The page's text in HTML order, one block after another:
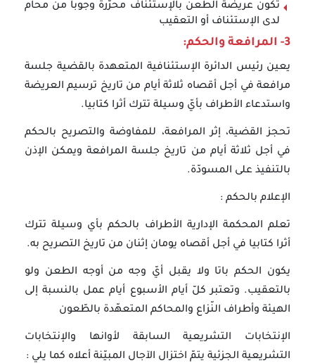
تكون عريضة الطعن بالإستئناف محرّرة وجوبا من محام
لدى الإستئناف أو التعقيب
3- المرافعة والحكم:
يعين رئيس الدائرة الإستئنافية المتعهدة بالقضية جلسة
مرافعة في أجل أقصاه ثلاثة أيام من تاريخ ترسيم العريضة
واستدعاء الأطراف بأيّ وسيلة تترك أثرا كتابيا.
تحجز القضية، إثر المرافعة، للمفاوضة والتصريح بالحكم
في أجل ثلاثة أيام من تاريخ جلسة المرافعة ويمكن الإذن
بالتنفيذ على المسودّة.
الإعلام بالحكم :
تعلم المحكمة الإدارية الأطراف بالحكم بأي وسيلة تترك
أثرا كتابيا في أجل أقصاه يومان إثنان من تاريخ التصريح به.
يكون الحكم باتا ولا يقبل أيّ وجه من أوجه الطعن ولو
بالتعقيب. وتعتبر كلّ أيام الأسبوع أيام عمل بالنسبة إلى
الهيئة وأطراف النّزاع والمحاكم المتعهّدة بالطّعون
الإنتخابات التشريعية السابقة لأوانها والإنتخابات
التشريعية الجزئية يتمّ اختزال الآجال المبيّنة أعلاه كما يلي :